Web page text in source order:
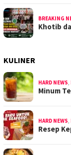
BREAKING
Khotib
KULINER
HARD NEWS,
Minum
HARD NEWS,
Resep